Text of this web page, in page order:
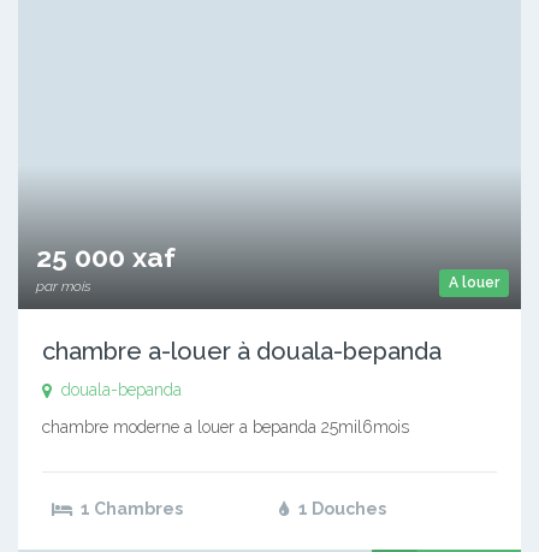
A louer
25 000 xaf
par mois
chambre a-louer à douala-bepanda
douala-bepanda
chambre moderne a louer a bepanda 25mil6mois
1 Chambres 1 Douches